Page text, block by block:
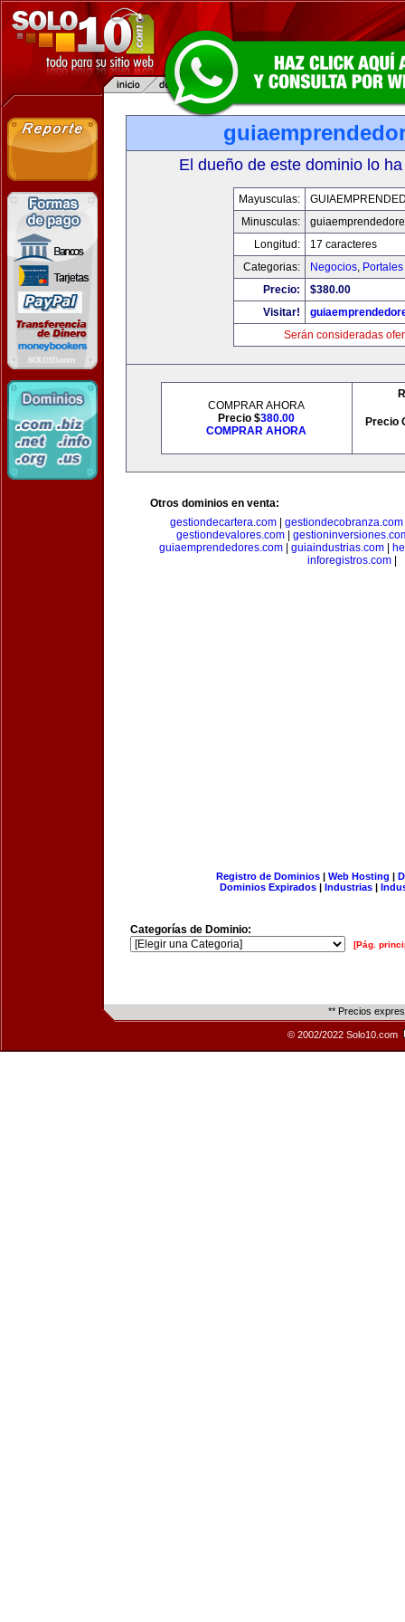
El dueño de este dominio lo
Mayusculas:
Minusculas:
Longitud:
17 caracteres
Categorias:
Negocios, Portales
Precio:
$380.00
Visitar!
Serán consideradas
COMPRAR AHORA
Precio $380.00
COMPRAR AHORA
Precio
Otros dominios en venta:
gestiondecartera.com| gestiondecobranza.com
gestiondevalores.com|
guiaemprendedores.com
guiaindustrias.com
inforegistros.com|
Registro de Dominios| Web Hosting |
Dominios Expirados | Industrias |
Categorías de Dominio:
[Pág.
** Precios
© 2002/2022 Solo10.com